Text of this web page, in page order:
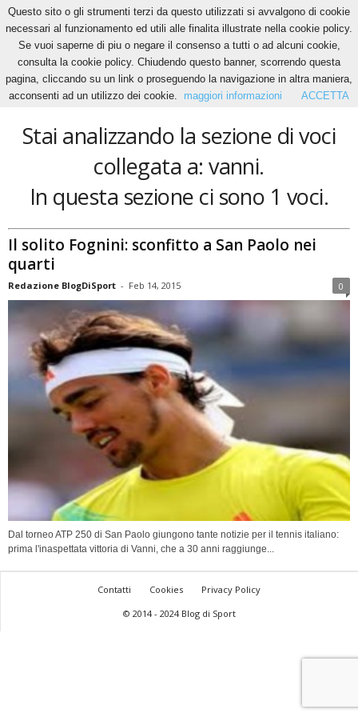
Home Tags Vanni
vanni
Stai analizzando la sezione di voci
collegata a: vanni.
In questa sezione ci sono 1 voci.
Il solito Fognini: sconfitto a San Paolo nei
quarti
Redazione BlogDiSport - Feb 14, 2015 0
Dal torneo ATP 250 di San Paolo giungono tante notizie per il tennis italiano:
prima l'inaspettata vittoria di Vanni, che a 30 anni raggiunge...
Contatti Cookies
Privacy Policy
© 2014 - 2024 Blog di Sport
Questo sito o gli strumenti terzi da questo utilizzati si avvalgono di cookie
necessari al funzionamento ed utili alle finalita illustrate nella cookie policy.
Se vuoi saperne di piu o negare il consenso a tutti o ad alcuni cookie,
consulta la cookie policy. Chiudendo questo banner, scorrendo questa
pagina, cliccando su un link o proseguendo la navigazione in altra maniera,
acconsenti ad un utilizzo dei cookie.
maggiori informazioni ACCETTA